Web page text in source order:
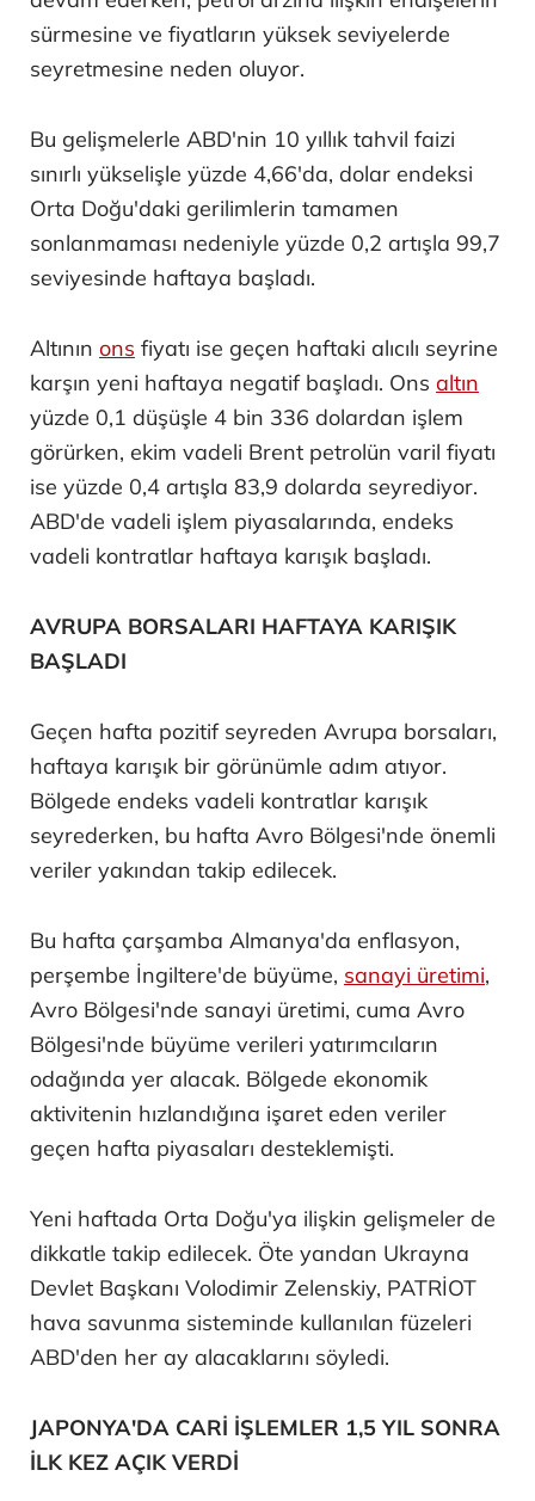
sürmesine ve fiyatların yüksek seviyelerde
seyretmesine neden oluyor.
Bu gelişmelerle ABD'nin 10 yıllık tahvil faizi
sınırlı yükselişle yüzde 4,66'da, dolar endeksi
Orta Doğu'daki gerilimlerin tamamen
sonlanmaması nedeniyle yüzde 0,2 artışla 99,7
seviyesinde haftaya başladı.
Altının ons fiyatı ise geçen haftaki alıcılı seyrine
karşın yeni haftaya negatif başladı. Ons altın
yüzde 0,1 düşüşle 4 bin 336 dolardan işlem
görürken, ekim vadeli Brent petrolün varil fiyatı
ise yüzde 0,4 artışla 83,9 dolarda seyrediyor.
ABD'de vadeli işlem piyasalarında, endeks
vadeli kontratlar haftaya karışık başladı.
AVRUPA BORSALARI HAFTAYA KARIŞIK
BAŞLADI
Geçen hafta pozitif seyreden Avrupa borsaları,
haftaya karışık bir görünümle adım atıyor.
Bölgede endeks vadeli kontratlar karışık
seyrederken, bu hafta Avro Bölgesi'nde önemli
veriler yakından takip edilecek.
Bu hafta çarşamba Almanya'da enflasyon,
perşembe İngiltere'de büyüme, sanayi üretimi,
Avro Bölgesi'nde sanayi üretimi, cuma Avro
Bölgesi'nde büyüme verileri yatırımcıların
odağında yer alacak. Bölgede ekonomik
aktivitenin hızlandığına işaret eden veriler
geçen hafta piyasaları desteklemişti.
Yeni haftada Orta Doğu'ya ilişkin gelişmeler de
dikkatle takip edilecek. Öte yandan Ukrayna
Devlet Başkanı Volodimir Zelenskiy, PATRİOT
hava savunma sisteminde kullanılan füzeleri
ABD'den her ay alacaklarını söyledi.
JAPONYA'DA CARİ İŞLEMLER 1,5 YIL SONRA
İLK KEZ AÇIK VERDİ